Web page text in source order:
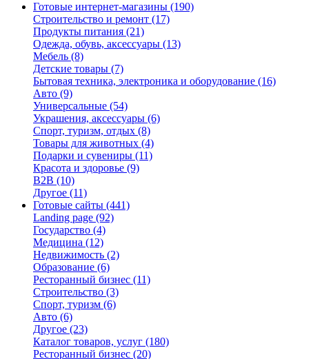
Готовые интернет-магазины (190)
Строительство и ремонт (17)
Продукты питания (21)
Одежда, обувь, аксессуары (13)
Мебель (8)
Детские товары (7)
Бытовая техника, электроника и оборудование (16)
Авто (9)
Универсальные (54)
Украшения, аксессуары (6)
Спорт, туризм, отдых (8)
Товары для животных (4)
Подарки и сувениры (11)
Красота и здоровье (9)
B2B (10)
Другое (11)
Готовые сайты (441)
Landing page (92)
Государство (4)
Медицина (12)
Недвижимость (2)
Образование (6)
Ресторанный бизнес (11)
Строительство (3)
Спорт, туризм (6)
Авто (6)
Другое (23)
Каталог товаров, услуг (180)
Ресторанный бизнес (20)